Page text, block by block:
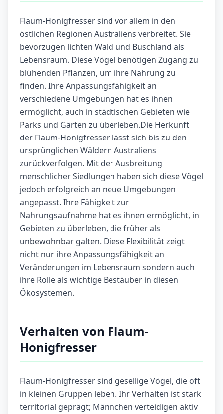
Flaum-Honigfresser sind vor allem in den
östlichen Regionen Australiens verbreitet. Sie
bevorzugen lichten Wald und Buschland als
Lebensraum. Diese Vögel benötigen Zugang zu
blühenden Pflanzen, um ihre Nahrung zu
finden. Ihre Anpassungsfähigkeit an
verschiedene Umgebungen hat es ihnen
ermöglicht, auch in städtischen Gebieten wie
Parks und Gärten zu überleben.Die Herkunft
der Flaum-Honigfresser lässt sich bis zu den
ursprünglichen Wäldern Australiens
zurückverfolgen. Mit der Ausbreitung
menschlicher Siedlungen haben sich diese Vögel
jedoch erfolgreich an neue Umgebungen
angepasst. Ihre Fähigkeit zur
Nahrungsaufnahme hat es ihnen ermöglicht, in
Gebieten zu überleben, die früher als
unbewohnbar galten. Diese Flexibilität zeigt
nicht nur ihre Anpassungsfähigkeit an
Veränderungen im Lebensraum sondern auch
ihre Rolle als wichtige Bestäuber in diesen
Ökosystemen.
Verhalten von Flaum-
Honigfresser
Flaum-Honigfresser sind gesellige Vögel, die oft
in kleinen Gruppen leben. Ihr Verhalten ist stark
territorial geprägt; Männchen verteidigen aktiv